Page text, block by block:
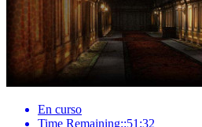
En curso
Time Remaining::51:32